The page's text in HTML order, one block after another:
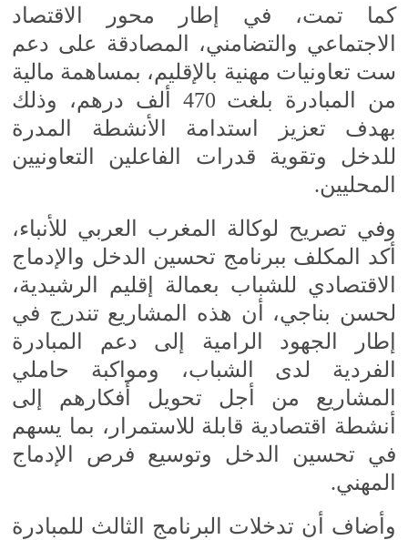
كما تمت، في إطار محور الاقتصاد
الاجتماعي والتضامني، المصادقة على دعم
ست تعاونيات مهنية بالإقليم، بمساهمة مالية
من المبادرة بلغت 470 ألف درهم، وذلك
بهدف تعزيز استدامة الأنشطة المدرة
للدخل وتقوية قدرات الفاعلين التعاونيين
المحليين.
وفي تصريح لوكالة المغرب العربي للأنباء،
أكد المكلف ببرنامج تحسين الدخل والإدماج
الاقتصادي للشباب بعمالة إقليم الرشيدية،
لحسن بناجي، أن هذه المشاريع تندرج في
إطار الجهود الرامية إلى دعم المبادرة
الفردية لدى الشباب، ومواكبة حاملي
المشاريع من أجل تحويل أفكارهم إلى
أنشطة اقتصادية قابلة للاستمرار، بما يسهم
في تحسين الدخل وتوسيع فرص الإدماج
المهني.
وأضاف أن تدخلات البرنامج الثالث للمبادرة